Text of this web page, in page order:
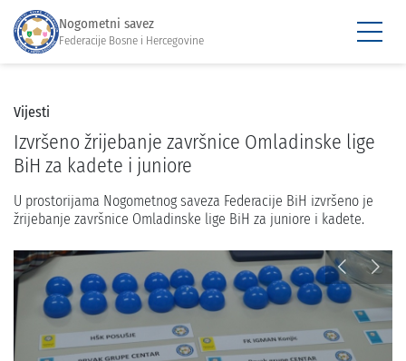
Nogometni savez
Federacije Bosne i Hercegovine
Vijesti
Izvršeno žrijebanje završnice Omladinske lige
BiH za kadete i juniore
U prostorijama Nogometnog saveza Federacije BiH izvršeno je
žrijebanje završnice Omladinske lige BiH za juniore i kadete.